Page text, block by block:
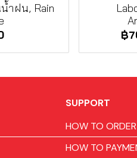
ำฝน, Rain
฿
SUPPORT
HOW TO ORDER
HOW TO